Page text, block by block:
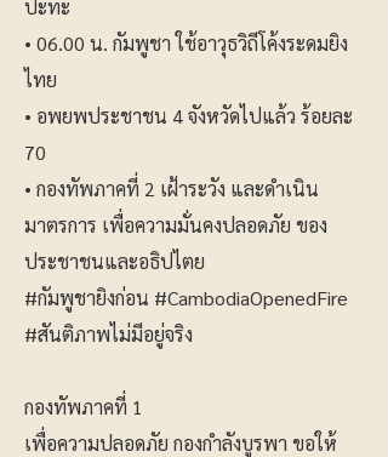
ปะทะ
• 06.00 น. กัมพูชา ใช้อาวุธวิถีโค้งระดมยิง
ไทย
• อพยพประชาชน 4 จังหวัดไปแล้ว ร้อยละ
70
• กองทัพภาคที่ 2 เฝ้าระวัง และดำเนิน
มาตรการ เพื่อความมั่นคงปลอดภัย ของ
ประชาชนและอธิปไตย
#กัมพูชายิงก่อน #CambodiaOpenedFire
#สันติภาพไม่มีอยู่จริง
กองทัพภาคที่ 1
เพื่อความปลอดภัย กองกำลังบูรพา ขอให้